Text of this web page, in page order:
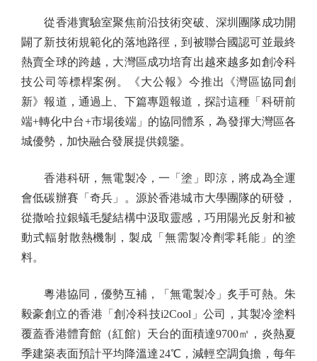
從香港實驗室聚焦前沿技術突破、深圳團隊成功開
闢了新技術規範化的落地路徑，到被聯合國認可並最終
熱賣全球的跨越，大灣區成功培育出越來越多如創冷科
技公司等標桿案例。《大公報》今推出《灣區協同創
新》報道，通過上、下篇專題報道，探討這種「科研前
端+轉化中台+市場後端」的協同體系，為發揮大灣區各
城優勢，加快融合發展提供鏡鑒。
香港科研，無電製冷，一「塗」即涼，將成為全運
會低碳辦賽「奇兵」。源於香港城市大學團隊的研發，
從撒哈拉銀蟻毛髮結構中汲取靈感，巧用陽光反射和被
動式輻射散熱機制，製成「無需製冷劑零耗能」的塗
料。
粵港協同，優勢互補，「無電製冷」炙手可熱。朱
毅豪創立的香港「創冷科技i2Cool」公司，其製冷塗料
覆蓋香港體育館（紅館）天台的面積達9700㎡，炎熱夏
季建築表面預計平均降溫達24℃，減輕空調負擔，每年